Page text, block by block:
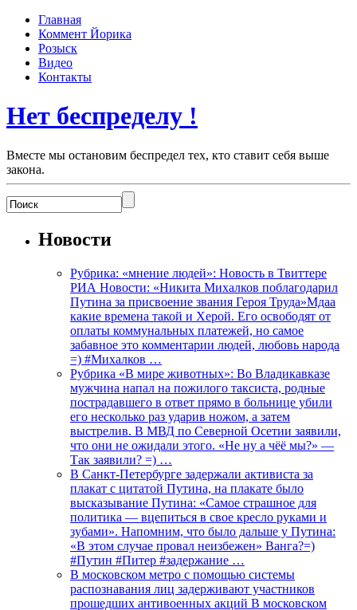
Главная
Коммент Йорика
Розыск
Видео
Контакты
Нет беспределу !
Вместе мы остановим беспредел тех, кто ставит себя выше
закона.
Новости
Рубрика: «мнение людей»: Новость в Твиттере
РИА Новости: «Никита Михалков поблагодарил
Путина за присвоение звания Героя Труда»Мдаа
какие времена такой и Херой. Его освободят от
оплаты коммунальных платежей, но самое
забавное это комментарии людей, любовь народа
=) #Михалков …
Рубрика «В мире животных»: Во Владикавказе
мужчина напал на пожилого таксиста, родные
пострадавшего в ответ прямо в больнице убили
его несколько раз ударив ножом, а затем
выстрелив. В МВД по Северной Осетии заявили,
что они не ожидали этого. «Не ну а чёё мы?» —
Так заявили? =) …
В Санкт-Петербурге задержали активиста за
плакат с цитатой Путина, на плакате было
высказывание Путина: «Самое страшное для
политика — вцепиться в свое кресло руками и
зубами». Напомним, что было дальше у Путина:
«В этом случае провал неизбежен» Ванга?=)
#Путин #Питер #задержание …
В московском метро с помощью системы
распознавания лиц задерживают участников
прошедших антивоенных акций В московском